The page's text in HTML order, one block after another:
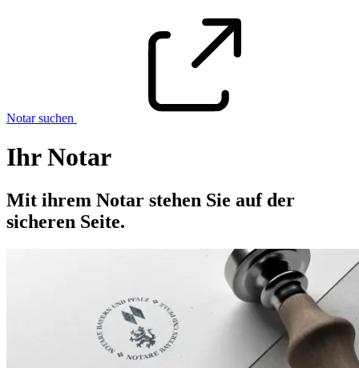
Notar suchen
Ihr Notar
Mit ihrem Notar stehen Sie auf der
sicheren Seite.